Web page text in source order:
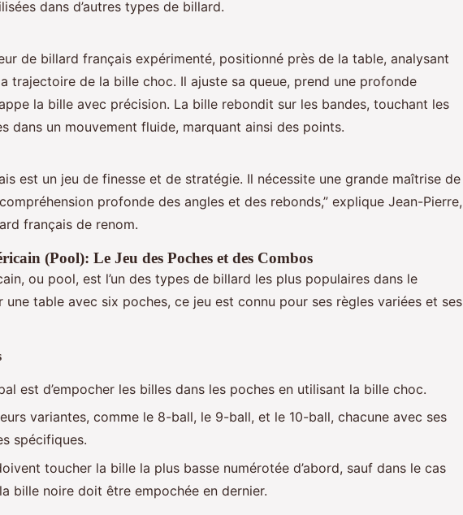
dans d’autres types de billard.
de billard français expérimenté, positionné près de la table, analysant
trajectoire de la bille choc. Il ajuste sa queue, prend une profonde
la bille avec précision. La bille rebondit sur les bandes, touchant les
dans un mouvement fluide, marquant ainsi des points.
est un jeu de finesse et de stratégie. Il nécessite une grande maîtrise de
profonde des angles et des rebonds,” explique Jean-Pierre,
français de renom.
(Pool): Le Jeu des Poches et des Combos
ou pool, est l’un des types de billard les plus populaires dans le
une table avec six poches, ce jeu est connu pour ses règles variées et ses
est d’empocher les billes dans les poches en utilisant la bille choc.
variantes, comme le 8-ball, le 9-ball, et le 10-ball, chacune avec ses
spécifiques.
toucher la bille la plus basse numérotée d’abord, sauf dans le cas
bille noire doit être empochée en dernier.